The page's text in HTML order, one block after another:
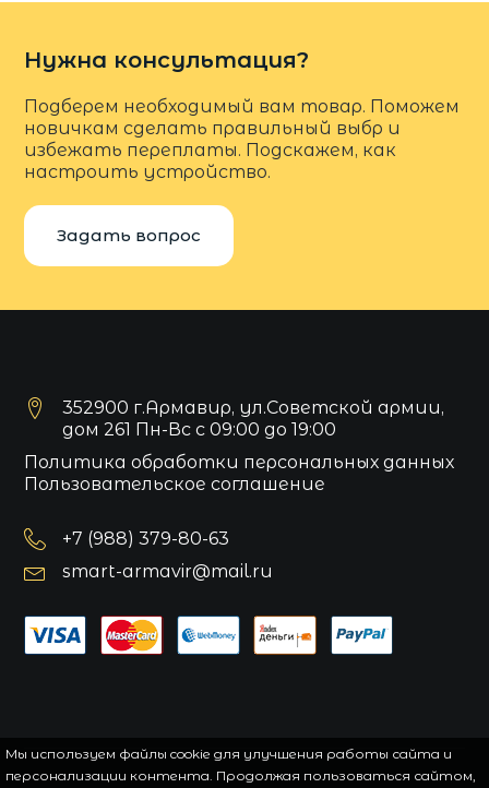
Нужна консультация?
Подберем необходимый вам товар. Поможем
новичкам сделать правильный выбр и
избежать переплаты. Подскажем, как
настроить устройство.
Задать вопрос
352900 г.Армавир, ул.Советской армии,
дом 261 Пн-Вс с 09:00 до 19:00
Политика обработки персональных данных
Пользовательское соглашение
+7 (988) 379-80-63
smart-armavir@mail.ru
Мы используем файлы cookie для улучшения работы сайта и
персонализации контента. Продолжая пользоваться сайтом,